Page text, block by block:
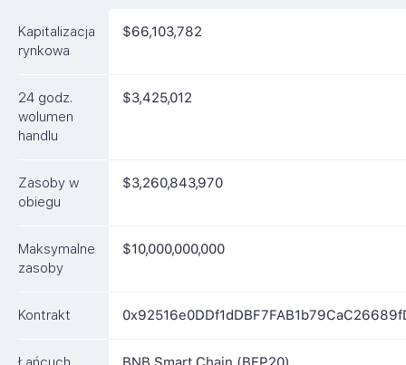
Rynki
FAQ
Kapitalizacja
rynkowa
$66,103,782
24 godz.
wolumen
handlu
$3,425,012
Zasoby w
obiegu
$3,260,843,970
Maksymalne
zasoby
$10,000,000,000
Kontrakt